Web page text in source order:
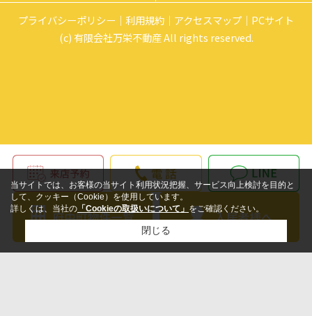
プライバシーポリシー 利用規約 アクセスマップ
PCサイト
(c) 有限会社万栄不動産 All rights reserved.
当サイトでは、お客様の当サイト利用状況把握、サービス向上検討を目的と
して、クッキー（Cookie）を使用しています。
詳しくは、当社の 「Cookieの取扱いについて」 をご確認ください。
閉じる